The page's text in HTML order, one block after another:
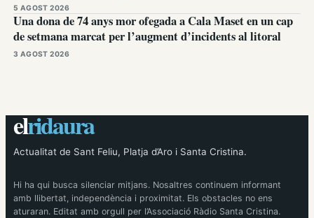
5 AGOST 2026
Una dona de 74 anys mor ofegada a Cala Maset en un cap
de setmana marcat per l’augment d’incidents al litoral
3 AGOST 2026
elridaura
Actualitat de Sant Feliu, Platja d’Aro i Santa Cristina.
Hi ha qui busca silenciar mitjans. Nosaltres continuem informant
amb llibertat, independència i proximitat. Els obstacles no ens
aturaran. Editat amb orgull per l’Associació Ràdio Santa Cristina.